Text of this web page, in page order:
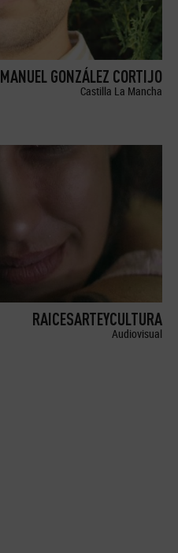
MANUEL GONZÁLEZ CORTIJO
Castilla La Mancha
RAICESARTEYCULTURA
Audiovisual